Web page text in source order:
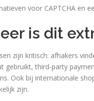
voor CAPTCHA en
is dit
zijn kritisch: afhakers
gebruikt, third-party
Ook bij internationale
zijn.